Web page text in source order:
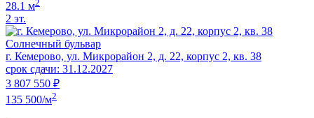
28.1 м2
2 эт.
Солнечный бульвар
г. Кемерово, ул. Микрорайон 2, д. 22, корпус 2, кв. 38
срок сдачи: 31.12.2027
3 807 550 ₽
135 500/м2